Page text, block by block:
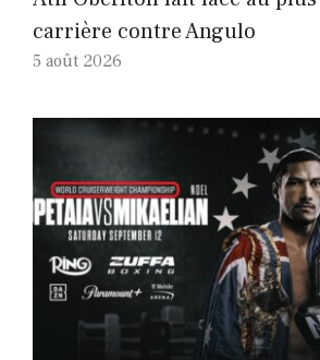
carrière contre Angulo
5 août 2026